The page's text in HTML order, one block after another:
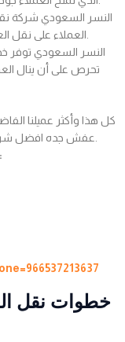
النسر السعودي
تحرص على أن ينال
كل هذا وأكثر عميلنا
للتواصل والاستفسار:
خطوات نقل